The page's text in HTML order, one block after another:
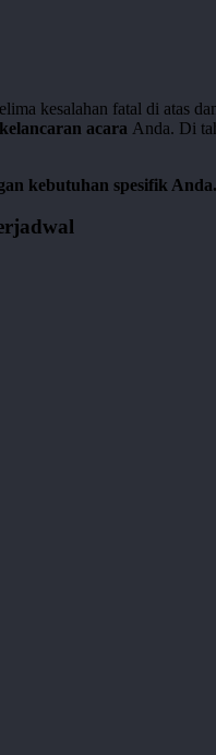
kesalahan fatal di atas
acara Anda. Di
kebutuhan spesifik Anda.